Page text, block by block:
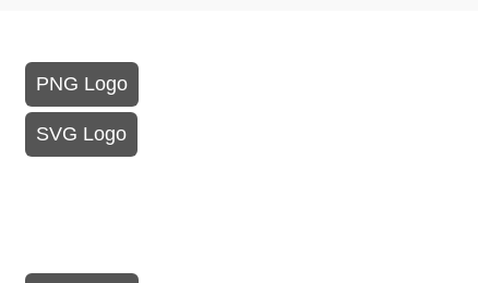
PNG Logo
SVG Logo